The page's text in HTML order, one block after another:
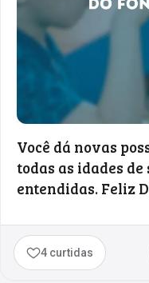
Você dá novas
todas as idades
entendidas. Feliz
4 curtidas